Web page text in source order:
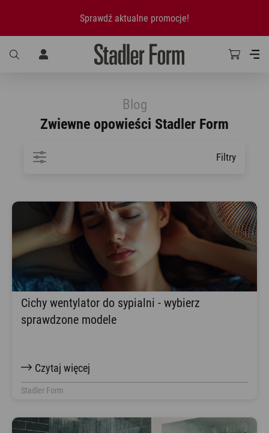
Sprawdź aktualne promocje!
Blog
Zwiewne opowieści Stadler Form
Filtry
Cichy wentylator do sypialni - wybierz
sprawdzone modele
Czytaj więcej
Stadler Form